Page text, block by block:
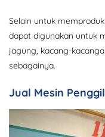
Selain untuk
dapat digunakan untuk
jagung, kacang-
sebagainya.
Jual Mesin